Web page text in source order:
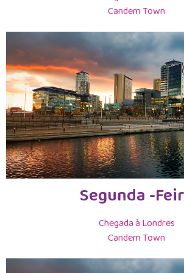
Candem Town
Segunda -
Chegada à Londres
Candem Town